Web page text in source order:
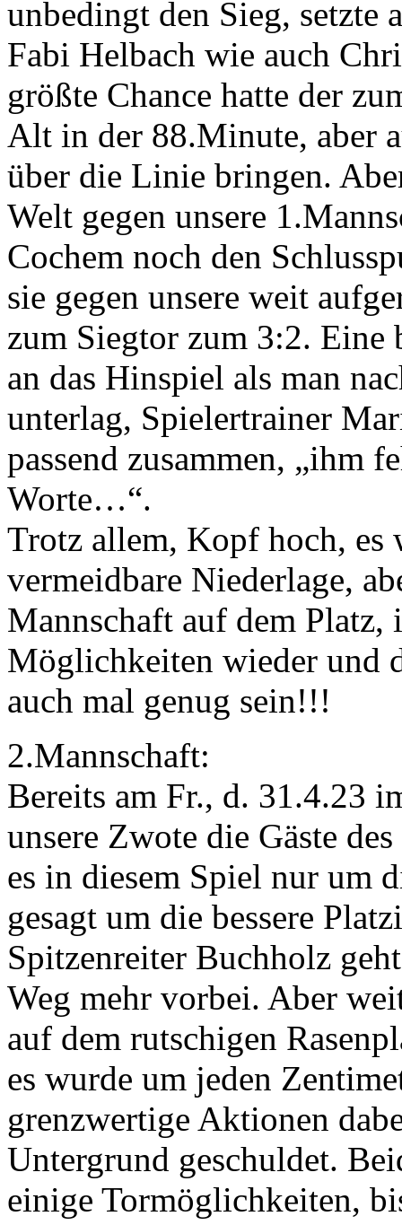
unbedingt den Sieg, setzte
Fabi Helbach wie auch
größte Chance hatte der
Alt in der 88.Minute, aber
über die Linie bringen.
Welt gegen unsere
Cochem noch den
sie gegen unsere weit
zum Siegtor zum 3:2. Eine
an das Hinspiel als man
unterlag, Spielertrainer
passend zusammen, „ihm
Worte…“.
Trotz allem, Kopf hoch, es
vermeidbare Niederlage,
Mannschaft auf dem
Möglichkeiten wieder und
auch mal genug sein!!!
2.Mannschaft:
Bereits am Fr., d. 31.4.23
unsere Zwote die Gäste
es in diesem Spiel nur um
gesagt um die bessere
Spitzenreiter Buchholz
Weg mehr vorbei. Aber
auf dem rutschigen
es wurde um jeden
grenzwertige Aktionen
Untergrund geschuldet.
einige Tormöglichkeiten,